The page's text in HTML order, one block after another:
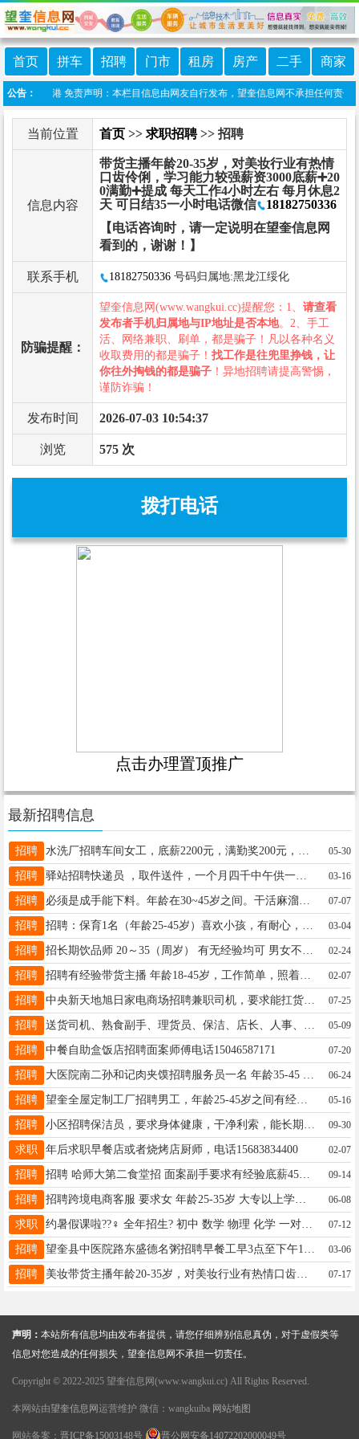
首页 拼车 招聘 门市 租房 房产 二手 商家
公告：
望奎信息港 免责声明：本栏目信息由网友自行发布，望奎信息网不承担任何责任
当前位置 首页 >> 求职招聘>> 招聘
信息内容
带货主播年龄20-35岁，对美妆行业有热情
口齿伶俐，学习能力较强薪资3000底薪➕20
0满勤➕提成 每天工作4小时左右 每月休息2
天 可日结35一小时电话微信
18182750336
【电话咨询时，请一定说明在望奎信息网
看到的，谢谢！】
联系手机 18182750336 号码归属地:黑龙江绥化
防骗提醒：
望奎信息网(www.wangkui.cc)提醒您：1、 请查看
发布者手机归属地与IP地址是否本地。2、手工
活、网络兼职、刷单，都是骗子！凡以各种名义
收取费用的都是骗子！ 找工作是往兜里挣钱，让
你往外掏钱的都是骗子 ！异地招聘请提高警惕，
谨防诈骗！
发布时间 2026-07-03 10:54:37
浏览 575 次
拨打电话
点击办理置顶推广
最新招聘信息
招聘 05-30
招聘 驿站招聘快递员 ，取件送件，一个月四千中午供一顿饭 ，驿站有车会开三轮电动车就行， 老板事少活好干 联系电话18945508590 03-16
招聘 07-07
招聘 03-04
招聘 02-24
招聘 招聘有经验带货主播 年龄18-45岁，工作简单，照着稿子念 ，望奎县内，兼职、全职均可.工资日结，有意者联系13091540123 02-07
招聘 中央新天地旭日家电商场招聘兼职司机，要求能扛货，能吃苦耐劳，有活就干，没事在家待着13763763456 07-25
招聘 05-09
招聘 中餐自助盒饭店招聘面案师傅电话15046587171 07-20
招聘 06-24
招聘 望奎全屋定制工厂招聘男工，年龄25-45岁之间有经验者优，工资3500-5000之间，待遇优厚，长年活保11个月活，有意者联系18745896111 05-16
招聘 09-30
求职 年后求职早餐店或者烧烤店厨师，电话15683834400 02-07
招聘 招聘 哈师大第二食堂招 面案副手要求有经验底薪4500加班补助 ！ 工作时间早4点-下午14点 。 包吃住 寒暑假带半薪休假 13049481777 09-14
招聘 招聘跨境电商客服 要求女 年龄25-35岁 大专以上学历 工作时间中午12点-晚上8点 有俄语经验者优先 工资面议 联系电话15945555894微信同步 06-08
求职 约暑假课啦??‍♀️ 全年招生? 初中 数学 物理 化学 一对一 一对二 高中 数学 一对一 一对二 高中预科班 数理化 （均没有试听课）电话:17645505980 07-12
招聘 03-06
招聘 美妆带货主播年龄20-35岁，对美妆行业有热情口齿伶俐，学习能力较 每天工作4小时左右35一小时电话微信18182750336 电话打不通加微信 07-17
声明： 本站所有信息均由发布者提供，请您仔细辨别信息真伪，对于虚假类等
信息对您造成的任何损失，望奎信息网不承担一切责任。
Copyright © 2022-2025 望奎信息网(www.wangkui.cc) All Rights Reserved.
本网站由望奎信息网 运营维护 微信：wangkuiba 网站地图
网站备案： 晋ICP备15003148号 晋公网安备14072202000049号